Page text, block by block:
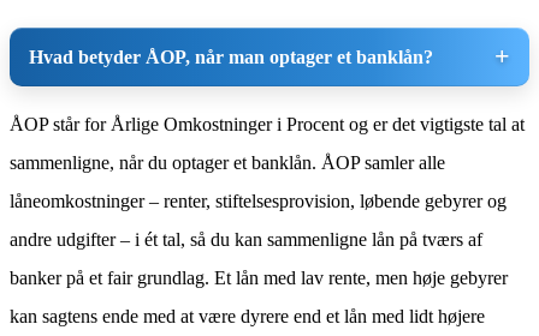
Hvad betyder ÅOP, når man optager et banklån?
ÅOP står for Årlige Omkostninger i Procent og er det vigtigste tal at
sammenligne, når du optager et banklån. ÅOP samler alle
låneomkostninger – renter, stiftelsesprovision, løbende gebyrer og
andre udgifter – i ét tal, så du kan sammenligne lån på tværs af
banker på et fair grundlag. Et lån med lav rente, men høje gebyrer
kan sagtens ende med at være dyrere end et lån med lidt højere